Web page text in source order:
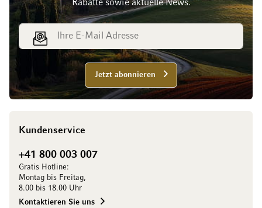
Rabatte sowie aktuelle News.
E-Mail Adresse
Jetzt abonnieren
Kundenservice
+41 800 003 007
Gratis Hotline:
Montag bis Freitag,
8.00 bis 18.00 Uhr
Kontaktieren Sie uns